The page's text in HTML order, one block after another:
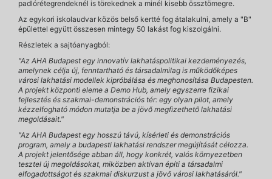
padlórétegrendeknél is törekednek a minél kisebb össztömegre.
Az egykori iskolaudvar közös belső kertté fog átalakulni, amely a "B"
épülettel együtt összesen mintegy 50 lakást fog kiszolgálni.
Részletek a sajtóanyagból:
"Az AHA Budapest egy innovatív lakhatáspolitikai kezdeményezés,
amelynek célja új, fenntartható és társadalmilag is működőképes
városi lakhatási modellek kipróbálása és meghonosítása Budapesten.
A projekt központi eleme a Demo Hub, amely egyszerre fizikai
fejlesztés és szakmai-demonstrációs tér: egy olyan pilot, amely
kézzelfogható módon mutatja be a jövő megfizethető lakhatási
megoldásait."
"Az AHA Budapest egy hosszú távú, kísérleti és demonstrációs
program, amely a budapesti lakhatási rendszer megújítását célozza.
A projekt jelentősége abban áll, hogy konkrét, valós környezetben
tesztel új megoldásokat, miközben aktívan építi a társadalmi
elfogadottságot és szakmai diskurzust a jövő városi lakhatásáról."